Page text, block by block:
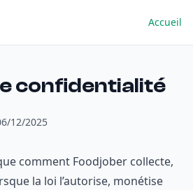
Accueil
confidentialité
12/2025
comment Foodjober collecte,
la loi l’autorise, monétise